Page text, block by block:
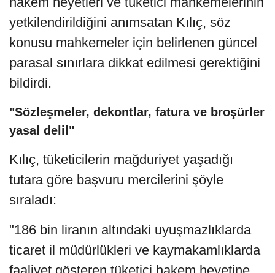
yetkilendirildiğini anımsatan Kılıç, söz
konusu mahkemeler için belirlenen güncel
parasal sınırlara dikkat edilmesi gerektiğini
bildirdi.
"Sözleşmeler, dekontlar, fatura ve broşürler
yasal delil"
Kılıç, tüketicilerin mağduriyet yaşadığı
tutara göre başvuru mercilerini şöyle
sıraladı:
"186 bin liranın altındaki uyuşmazlıklarda
ticaret il müdürlükleri ve kaymakamlıklarda